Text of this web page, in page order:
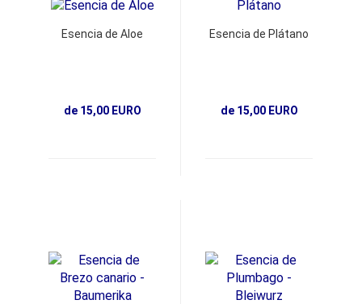
Esencia de Aloe
de 15,00 EURO
Esencia de Plátano
de 15,00 EURO